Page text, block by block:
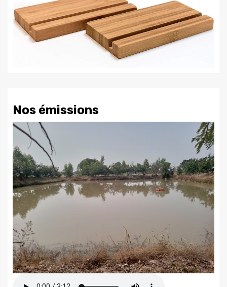
Nos émissions